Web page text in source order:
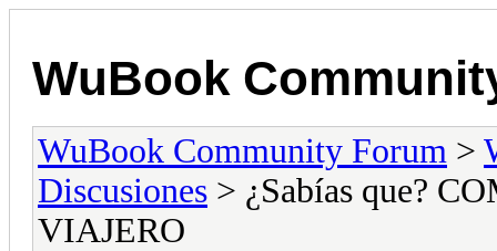
WuBook
WuBook Community Forum >
Discusiones > ¿Sabías que?
VIAJERO